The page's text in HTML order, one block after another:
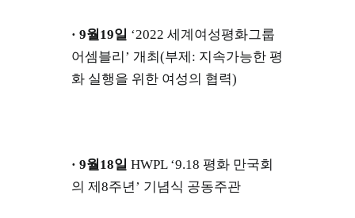
· 9월19일 ‘2022 세계여성평화그룹
어셈블리’ 개최(부제: 지속가능한 평
화 실행을 위한 여성의 협력)
· 9월18일 HWPL ‘9.18 평화 만국회
의 제8주년’ 기념식 공동주관